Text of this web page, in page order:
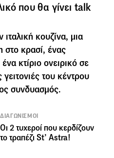
που θα γίνει talk
κουζίνα, μια
στο κρασί, ένας
κτίριο ονειρικό σε
του κέντρου
συνδυασμός.
ΔΙΑΓΩΝΙΣΜΟΙ
Οι 2 τυχεροί που κερδίζουν
το τραπέζι St’ Astra!